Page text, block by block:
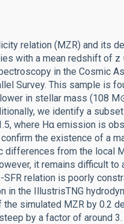
relation (MZR) and its
with a mean redshift of
in the Cosmic
Survey. This sample is
in stellar mass (108
we identify a
where Hα emission is
the existence of a
from the local
it remains difficult to
relation is poorly
in the IllustrisTNG
simulated MZR by 0.2
by a factor of around 3.